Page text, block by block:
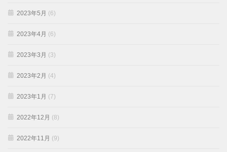
2023年5月 (6)
2023年4月 (6)
2023年3月 (3)
2023年2月 (4)
2023年1月 (7)
2022年12月 (8)
2022年11月 (9)